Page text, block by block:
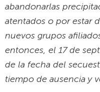
también su nueva
palabra, como en
vuelto urgente,
Desde aquel 8 de